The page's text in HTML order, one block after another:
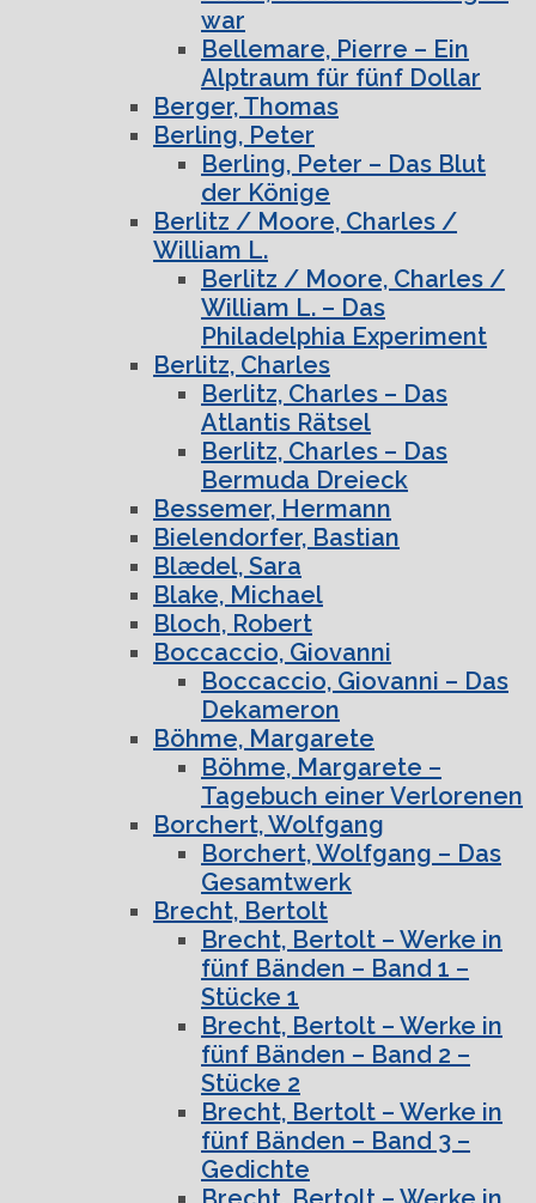
war
Bellemare, Pierre – Ein
Alptraum für fünf Dollar
Berger, Thomas
Berling, Peter
Berling, Peter – Das Blut
der Könige
Berlitz / Moore, Charles /
William L.
Berlitz / Moore, Charles /
William L. – Das
Philadelphia Experiment
Berlitz, Charles
Berlitz, Charles – Das
Atlantis Rätsel
Berlitz, Charles – Das
Bermuda Dreieck
Bessemer, Hermann
Bielendorfer, Bastian
Blædel, Sara
Blake, Michael
Bloch, Robert
Boccaccio, Giovanni
Boccaccio, Giovanni – Das
Dekameron
Böhme, Margarete
Böhme, Margarete –
Tagebuch einer Verlorenen
Borchert, Wolfgang
Borchert, Wolfgang – Das
Gesamtwerk
Brecht, Bertolt
Brecht, Bertolt – Werke in
fünf Bänden – Band 1 –
Stücke 1
Brecht, Bertolt – Werke in
fünf Bänden – Band 2 –
Stücke 2
Brecht, Bertolt – Werke in
fünf Bänden – Band 3 –
Gedichte